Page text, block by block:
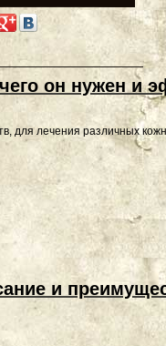
он нужен и
лечения различных
и